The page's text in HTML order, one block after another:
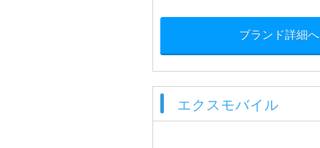
ブランド詳細へ
エクスモバイル